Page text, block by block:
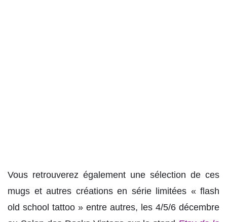
Vous retrouverez également une sélection de ces
mugs et autres créations en série limitées « flash
old school tattoo » entre autres, les 4/5/6 décembre